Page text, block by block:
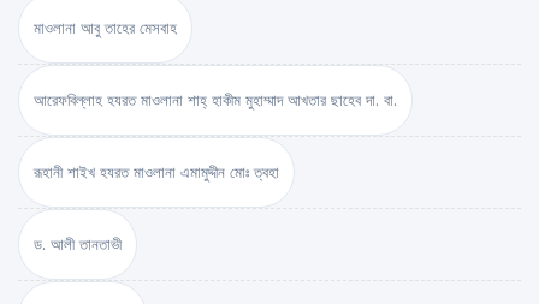
মাওলানা আবু তাহের মেসবাহ
আরেফবিল্লাহ হযরত মাওলানা শাহ্ হাকীম মুহাম্মাদ আখতার ছাহেব দা. বা.
রূহানী শাইখ হযরত মাওলানা এমামুদ্দীন মোঃ ত্বহা
ড. আলী তানতাভী